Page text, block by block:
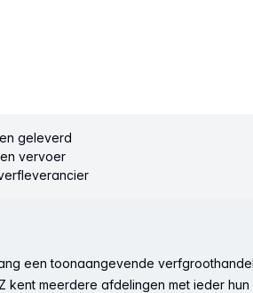
geleverd
vervoer
een toonaangevende
kent meerdere afdelingen met ieder